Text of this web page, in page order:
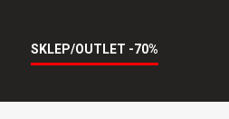
SKLEP/OUTLET -70%